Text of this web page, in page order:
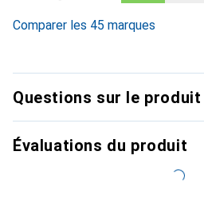
Comparer les 45 marques
Questions sur le produit
Évaluations du produit